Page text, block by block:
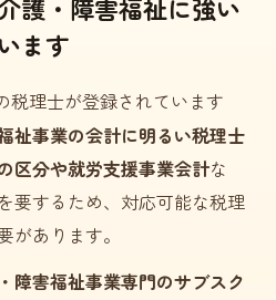
護・障害福祉に強い
ます
税理士が登録されています
祉事業の会計に明るい税理士
区分や就労支援事業会計な
要するため、対応可能な税理
があります。
障害福祉事業専門のサブスク